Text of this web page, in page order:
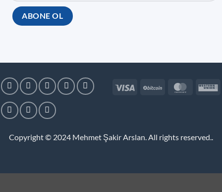
Copyright © 2024 Mehmet Şakir Arslan. All rights reserved..
Visa BitCoin